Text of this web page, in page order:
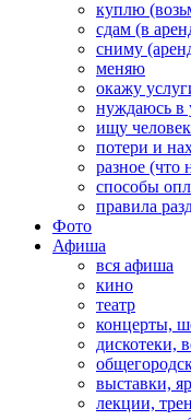
куплю
сдам (в
сниму
меняю
окажу
нуждаюсь в
ищу
потери и
разное (что
способы
правила
Фото
Афиша
вся афиша
кино
театр
концерты,
дискотеки,
выставки,
лекции,